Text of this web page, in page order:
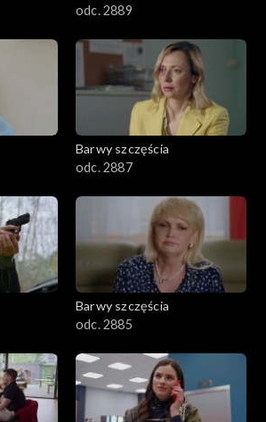
odc. 2889
Barwy szczęścia
odc. 2887
Barwy szczęścia
odc. 2885